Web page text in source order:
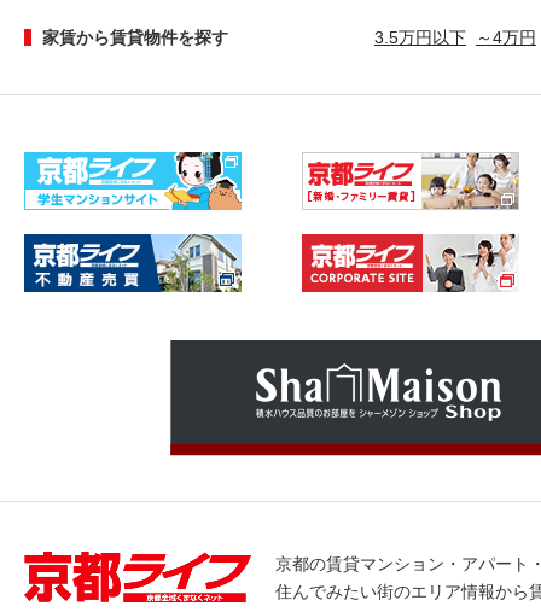
家賃から賃貸物件を探す 3.5万円以下 ～4万円
京都の賃貸マンション・アパート
住んでみたい街のエリア情報から